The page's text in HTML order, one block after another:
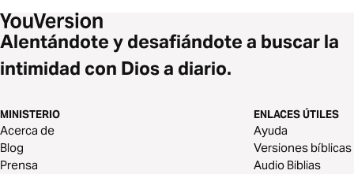
Alentándote y desafiándote a buscar la
intimidad con Dios a diario.
MINISTERIO
Acerca de
Blog
Prensa
ENLACES ÚTILES
Ayuda
Versiones bíblicas
Audio Biblias